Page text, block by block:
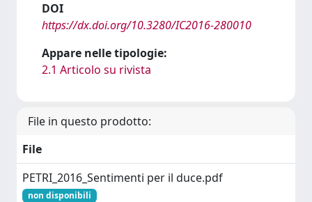
DOI
https://dx.doi.org/10.3280/IC2016-280010
Appare nelle tipologie:
2.1 Articolo su rivista
File in questo prodotto:
File
PETRI_2016_Sentimenti per il duce.pdf
non disponibili